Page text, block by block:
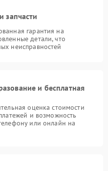
запчасти
гарантия на
детали, что
неисправностей
и бесплатная
оценка стоимости
и возможность
или онлайн на